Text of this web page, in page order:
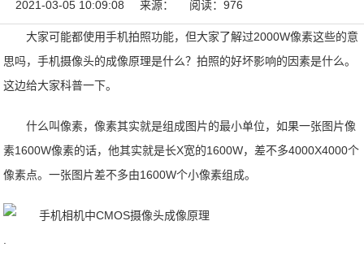
2021-03-05 10:09:08 来源： 阅读：976
大家可能都使用手机拍照功能，但大家了解过2000W像素这些的意
思吗，手机摄像头的成像原理是什么？拍照的好坏影响的因素是什么。
这边给大家科普一下。
什么叫像素，像素其实就是组成图片的最小单位，如果一张图片像
素1600W像素的话，他其实就是长X宽的1600W，差不多4000X4000个
像素点。一张图片差不多由1600W个小像素组成。